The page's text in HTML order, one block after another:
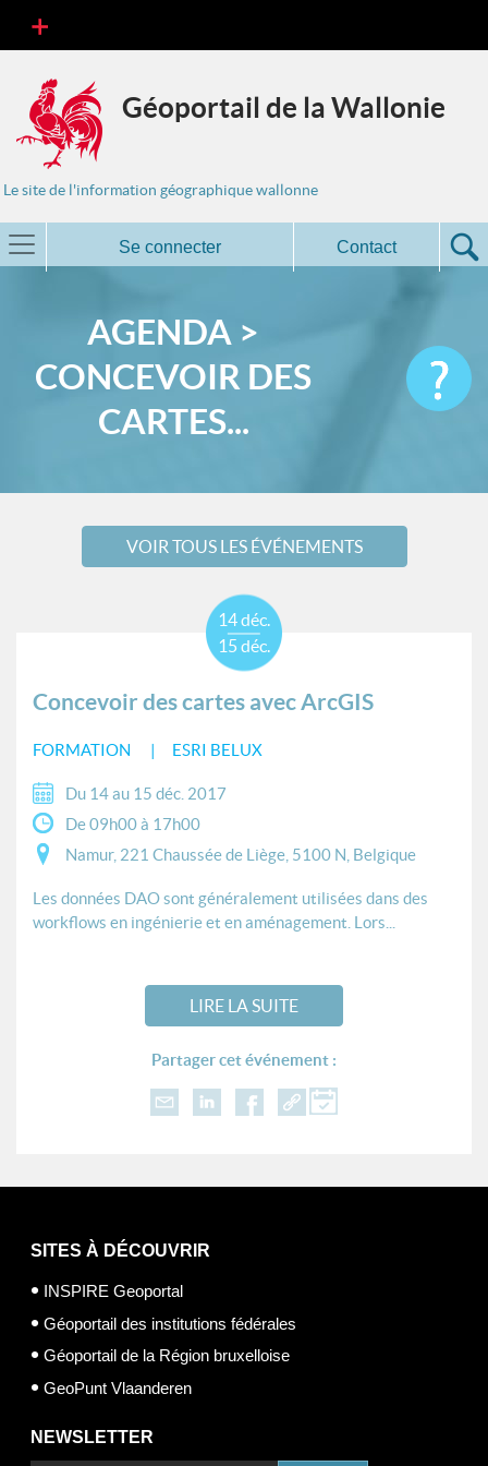
Géoportail de la Wallonie
Le site de l'information géographique wallonne
Se connecter Contact
AGENDA >
CONCEVOIR DES
CARTES...
VOIR TOUS LES ÉVÉNEMENTS
Concevoir des cartes avec ArcGIS
FORMATION ESRI BELUX
14 déc.
15 déc.
Du 14 au 15 déc. 2017
De 09h00 à 17h00
Namur, 221 Chaussée de Liège, 5100 N, Belgique
Les données DAO sont généralement utilisées dans des
workflows en ingénierie et en aménagement. Lors...
LIRE LA SUITE
Partager cet événement :
SITES À DÉCOUVRIR
INSPIRE Geoportal
Géoportail des institutions fédérales
Géoportail de la Région bruxelloise
GeoPunt Vlaanderen
NEWSLETTER